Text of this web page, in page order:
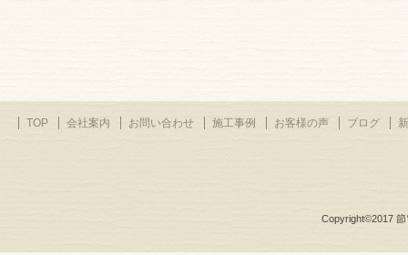
TOP 会社案内 お問い合わせ 施工事例 お客様の声 ブログ
Copyright©2017 節